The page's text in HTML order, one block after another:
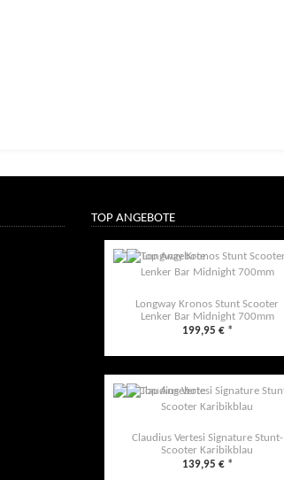
TOP ANGEBOTE
Longway Kronos Stunt Scooter
Lenker Bar Midnight 700mm
199,95 € *
Claudius Vertesi Signature Stunt-
Scooter Karibikblau
139,95 € *